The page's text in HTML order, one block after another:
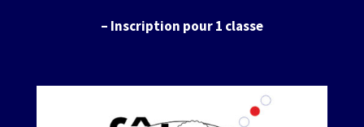
– Inscription pour 1 classe